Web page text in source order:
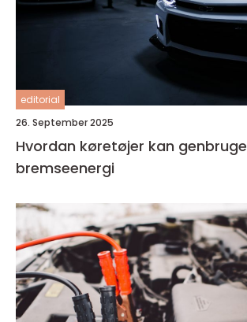
editorial
26. September 2025
Hvordan køretøjer kan genbruge
bremseenergi